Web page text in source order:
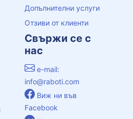
Допълнителни услуги
Отзиви от клиенти
Свържи се с
нас
e-mail:
info@raboti.com
Виж ни във
Facebook